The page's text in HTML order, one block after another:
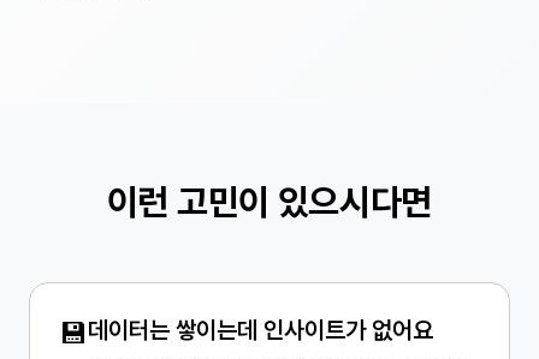
이런 고민이 있으시다면
💾데이터는 쌓이는데 인사이트가 없어요